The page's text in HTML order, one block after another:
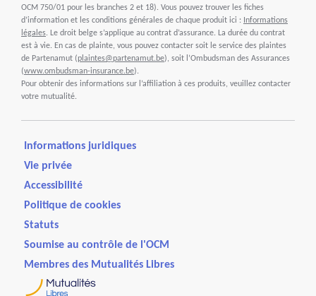
OCM 750/01 pour les branches 2 et 18). Vous pouvez trouver les fiches
d’information et les conditions générales de chaque produit ici : Informations
légales. Le droit belge s’applique au contrat d’assurance. La durée du contrat
est à vie. En cas de plainte, vous pouvez contacter soit le service des plaintes
de Partenamut (plaintes@partenamut.be), soit l’Ombudsman des Assurances
(www.ombudsman-insurance.be).
Pour obtenir des informations sur l’affiliation à ces produits, veuillez contacter
votre mutualité.
Informations juridiques
Vie privée
Accessibilité
Politique de cookies
Statuts
Soumise au contrôle de l'OCM
Membres des Mutualités Libres